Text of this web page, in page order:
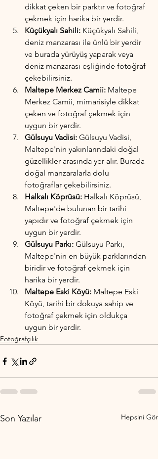
dikkat çeken bir parktır ve fotoğraf
çekmek için harika bir yerdir.
Küçükyalı Sahili: Küçükyalı Sahili,
deniz manzarası ile ünlü bir yerdir
ve burada yürüyüş yaparak veya
deniz manzarası eşliğinde fotoğraf
çekebilirsiniz.
Maltepe Merkez Camii: Maltepe
Merkez Camii, mimarisiyle dikkat
çeken ve fotoğraf çekmek için
uygun bir yerdir.
Gülsuyu Vadisi: Gülsuyu Vadisi,
Maltepe'nin yakınlarındaki doğal
güzellikler arasında yer alır. Burada
doğal manzaralarla dolu
fotoğraflar çekebilirsiniz.
Halkalı Köprüsü: Halkalı Köprüsü,
Maltepe'de bulunan bir tarihi
yapıdır ve fotoğraf çekmek için
uygun bir yerdir.
Gülsuyu Parkı: Gülsuyu Parkı,
Maltepe'nin en büyük parklarından
biridir ve fotoğraf çekmek için
harika bir yerdir.
Maltepe Eski Köyü: Maltepe Eski
Köyü, tarihi bir dokuya sahip ve
fotoğraf çekmek için oldukça
uygun bir yerdir.
Fotoğrafçılık
Son Yazılar Hepsini Gör